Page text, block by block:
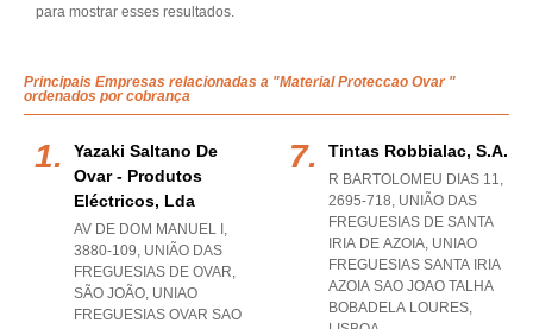
para mostrar esses resultados.
Principais Empresas relacionadas a "Material Proteccao Ovar "
ordenados por cobrança
Yazaki Saltano De
Ovar - Produtos
Eléctricos, Lda
AV DE DOM MANUEL I,
3880-109, UNIÃO DAS
FREGUESIAS DE OVAR,
SÃO JOÃO, UNIAO
FREGUESIAS OVAR SAO
Tintas Robbialac, S.a.
R BARTOLOMEU DIAS 11,
2695-718, UNIÃO DAS
FREGUESIAS DE SANTA
IRIA DE AZOIA, UNIAO
FREGUESIAS SANTA IRIA
AZOIA SAO JOAO TALHA
BOBADELA LOURES,